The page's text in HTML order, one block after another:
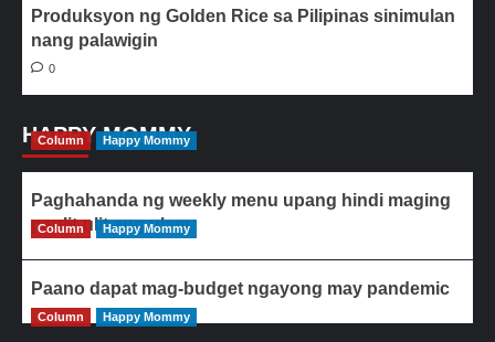
Produksyon ng Golden Rice sa Pilipinas sinimulan
nang palawigin
0
HAPPY MOMMY
Column Happy Mommy
Paghahanda ng weekly menu upang hindi maging
paulit-ulit ang ulam
Column Happy Mommy
Paano dapat mag-budget ngayong may pandemic
Column Happy Mommy